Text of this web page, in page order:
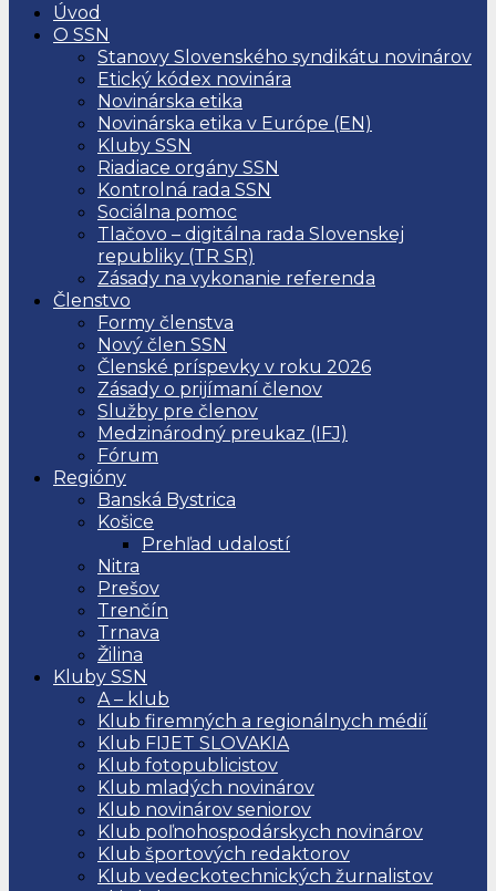
Úvod
O SSN
Stanovy Slovenského syndikátu novinárov
Etický kódex novinára
Novinárska etika
Novinárska etika v Európe (EN)
Kluby SSN
Riadiace orgány SSN
Kontrolná rada SSN
Sociálna pomoc
Tlačovo – digitálna rada Slovenskej
republiky (TR SR)
Zásady na vykonanie referenda
Členstvo
Formy členstva
Nový člen SSN
Členské príspevky v roku 2026
Zásady o prijímaní členov
Služby pre členov
Medzinárodný preukaz (IFJ)
Fórum
Regióny
Banská Bystrica
Košice
Prehľad udalostí
Nitra
Prešov
Trenčín
Trnava
Žilina
Kluby SSN
A – klub
Klub firemných a regionálnych médií
Klub FIJET SLOVAKIA
Klub fotopublicistov
Klub mladých novinárov
Klub novinárov seniorov
Klub poľnohospodárskych novinárov
Klub športových redaktorov
Klub vedeckotechnických žurnalistov